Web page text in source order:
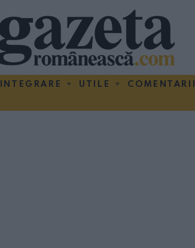
INTEGRARE UTILE COMENTARII